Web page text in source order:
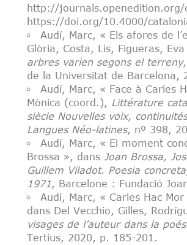
http://
https://doi.org/10.4000/
Audí, Marc, « Els afores de
Glòria, Costa, Lis, Figueras,
arbres varien segons el terreny
de la Universitat de Barcelona,
Audí, Marc, « Face à Carles
Mònica (coord.), Littérature
siècle Nouvelles voix,
Langues Néo-latines, nº 398,
Audí, Marc, « El moment
Brossa », dans Joan Brossa,
Guillem Viladot. Poesia
1971, Barcelone : Fundació
Audí, Marc, « Carles Hac
dans Del Vecchio, Gilles,
visages de l’auteur dans la
Tertius, 2020, p. 185-201.